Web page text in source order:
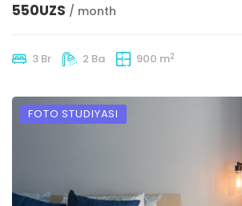
550UZS / month
3 Br 2 Ba 900 m2
FOTO STUDIYASI